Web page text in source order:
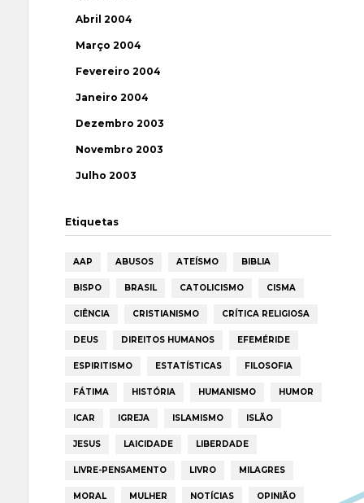
Abril 2004
Março 2004
Fevereiro 2004
Janeiro 2004
Dezembro 2003
Novembro 2003
Julho 2003
Etiquetas
AAP ABUSOS ATEÍSMO BIBLIA
BISPO BRASIL CATOLICISMO CISMA
CIÊNCIA CRISTIANISMO CRÍTICA RELIGIOSA
DEUS DIREITOS HUMANOS EFEMÉRIDE
ESPIRITISMO ESTATÍSTICAS FILOSOFIA
FÁTIMA HISTÓRIA HUMANISMO HUMOR
ICAR IGREJA ISLAMISMO ISLÃO
JESUS LAICIDADE LIBERDADE
LIVRE-PENSAMENTO LIVRO MILAGRES
MORAL MULHER NOTÍCIAS OPINIÃO